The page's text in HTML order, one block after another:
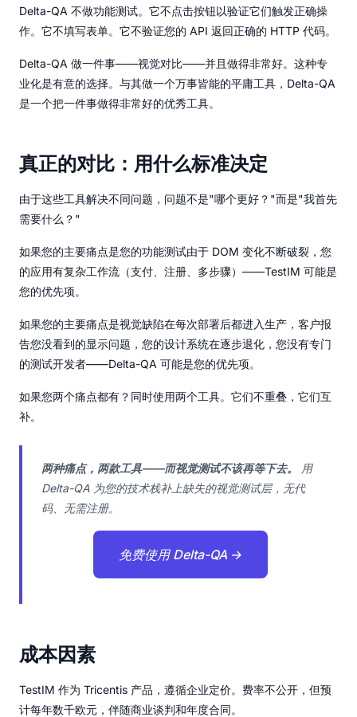
Delta-QA 不做功能测试。它不点击按钮以验证它们触发正确操
作。它不填写表单。它不验证您的 API 返回正确的 HTTP 代码。
Delta-QA 做一件事——视觉对比——并且做得非常好。这种专
业化是有意的选择。与其做一个万事皆能的平庸工具，Delta-QA
是一个把一件事做得非常好的优秀工具。
真正的对比：用什么标准决定
由于这些工具解决不同问题，问题不是"哪个更好？"而是"我首先
需要什么？"
如果您的主要痛点是您的功能测试由于 DOM 变化不断破裂，您
的应用有复杂工作流（支付、注册、多步骤）——TestIM 可能是
您的优先项。
如果您的主要痛点是视觉缺陷在每次部署后都进入生产，客户报
告您没看到的显示问题，您的设计系统在逐步退化，您没有专门
的测试开发者——Delta-QA 可能是您的优先项。
如果您两个痛点都有？同时使用两个工具。它们不重叠，它们互
补。
两种痛点，两款工具——而视觉测试不该再等下去。
用
Delta-QA 为您的技术栈补上缺失的视觉测试层，无代
码、无需注册。
免费使用 Delta-QA →
成本因素
TestIM 作为 Tricentis 产品，遵循企业定价。费率不公开，但预
计每年数千欧元，伴随商业谈判和年度合同。